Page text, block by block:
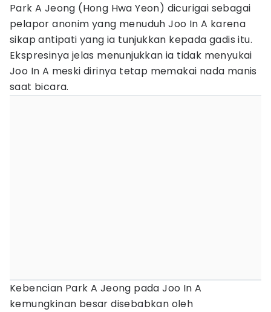
Park A Jeong (Hong Hwa Yeon) dicurigai sebagai
pelapor anonim yang menuduh Joo In A karena
sikap antipati yang ia tunjukkan kepada gadis itu.
Ekspresinya jelas menunjukkan ia tidak menyukai
Joo In A meski dirinya tetap memakai nada manis
saat bicara.
Kebencian Park A Jeong pada Joo In A
kemungkinan besar disebabkan oleh